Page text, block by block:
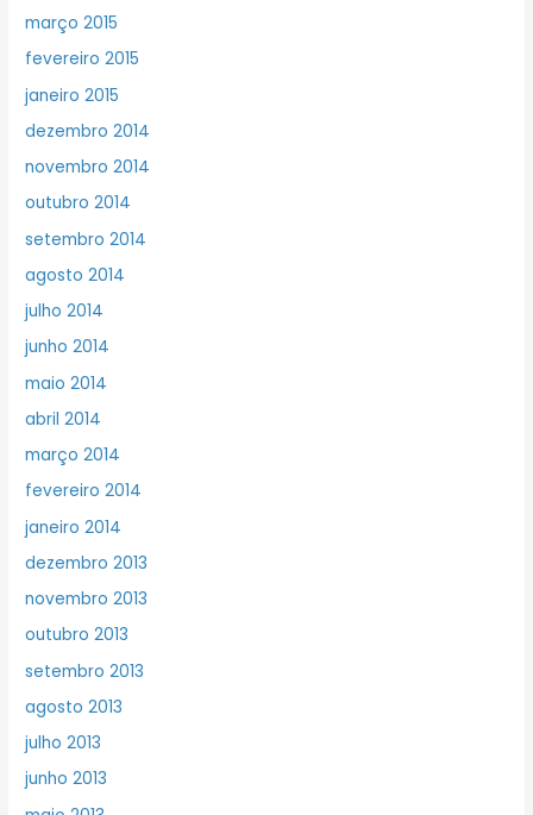
março 2015
fevereiro 2015
janeiro 2015
dezembro 2014
novembro 2014
outubro 2014
setembro 2014
agosto 2014
julho 2014
junho 2014
maio 2014
abril 2014
março 2014
fevereiro 2014
janeiro 2014
dezembro 2013
novembro 2013
outubro 2013
setembro 2013
agosto 2013
julho 2013
junho 2013